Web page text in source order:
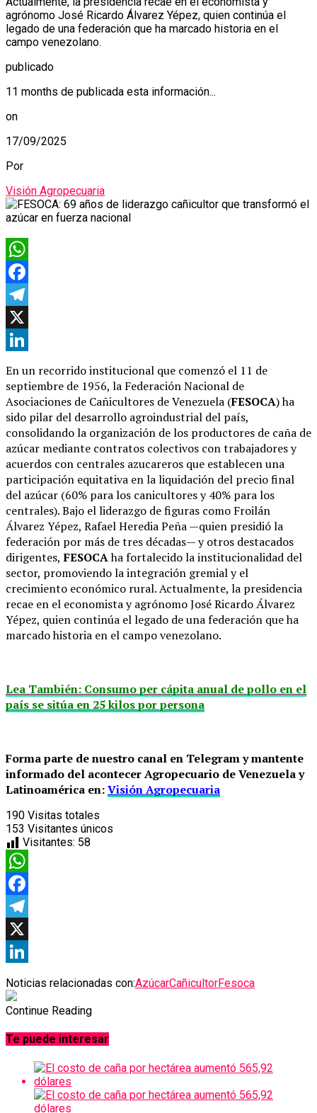
agrónomo José Ricardo Álvarez Yépez, quien continúa el
legado de una federación que ha marcado historia en el
campo venezolano.
publicado
11 months de publicada esta información...
on
17/09/2025
Por
Visión Agropecuaria
WhatsApp
Facebook
Telegram
X
En un recorrido institucional que comenzó el 11 de
septiembre de 1956, la Federación Nacional de
Asociaciones de Cañicultores de Venezuela (FESOCA) ha
sido pilar del desarrollo agroindustrial del país,
consolidando la organización de los productores de caña de
azúcar mediante contratos colectivos con trabajadores y
acuerdos con centrales azucareros que establecen una
participación equitativa en la liquidación del precio final
del azúcar (60% para los canicultores y 40% para los
centrales). Bajo el liderazgo de figuras como Froilán
Álvarez Yépez, Rafael Heredia Peña —quien presidió la
federación por más de tres décadas— y otros destacados
dirigentes, FESOCAha fortalecido la institucionalidad del
sector, promoviendo la integración gremial y el
crecimiento económico rural. Actualmente, la presidencia
recae en el economista y agrónomo José Ricardo Álvarez
Yépez, quien continúa el legado de una federación que ha
marcado historia en el campo venezolano.
Lea También: Consumo per cápita anual de pollo en el
país se sitúa en 25 kilos por persona
Forma parte de nuestro canal en Telegram y mantente
informado del acontecer Agropecuario de Venezuela y
Latinoamérica en:Visión Agropecuaria
190 Visitas totales
153 Visitantes únicos
Visitantes: 58
WhatsApp
Facebook
Telegram
X
Noticias relacionadas con:AzúcarCañicultorFesoca
Continue Reading
Te puede interesar